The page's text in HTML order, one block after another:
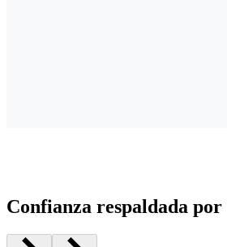
Confianza respaldada